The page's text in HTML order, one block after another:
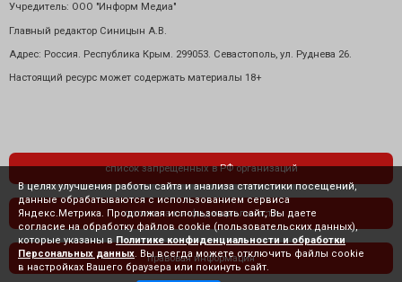
Учредитель: ООО "Информ Медиа"
Главный редактор Синицын А.В.
Адрес: Россия. Республика Крым. 299053. Севастополь, ул. Руднева 26.
Настоящий ресурс может содержать материалы 18+
список запрещенных в РФ организаций
политика конфиденциальности
правовая информация
В целях улучшения работы сайта и анализа статистики посещений,
данные обрабатываются с использованием сервиса
Яндекс.Метрика. Продолжая использовать сайт, Вы даете
согласие на обработку файлов cookie (пользовательских данных),
которые указаны в Политике конфиденциальности и обработки
Персональных данных . Вы всегда можете отключить файлы cookie
в настройках Вашего браузера или покинуть сайт.